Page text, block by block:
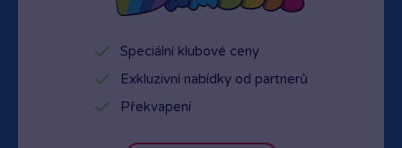
Speciální klubové ceny
Exkluzivní nabídky od partnerů
Překvapení